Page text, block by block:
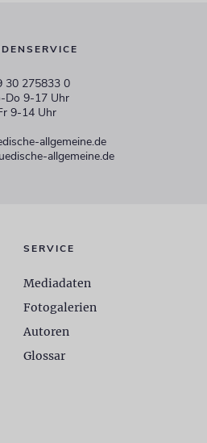
30 275833 0
Do 9-17 Uhr
9-14 Uhr
allgemeine.de
allgemeine.de
SERVICE
Mediadaten
Fotogalerien
Autoren
Glossar